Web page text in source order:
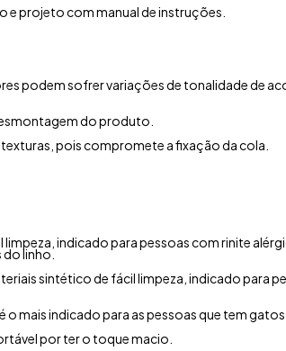
e projeto com manual de instruções.
podem sofrer variações de tonalidade de
do produto.
pois compromete a fixação da cola.
indicado para pessoas com rinite
do linho.
sintético de fácil limpeza, indicado para
mais indicado para as pessoas que tem gatos
por ter o toque macio.